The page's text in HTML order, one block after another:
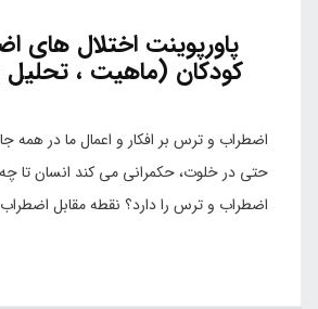
پاورپوینت اختلال های
کودکان (ماهیت ،
اضطراب و ترس بر افکار و اعمال ما در همه
حتی در خلوت، حکمرانی می کند انسان تا چه
اضطراب و ترس را دارد؟ نقطه مقابل